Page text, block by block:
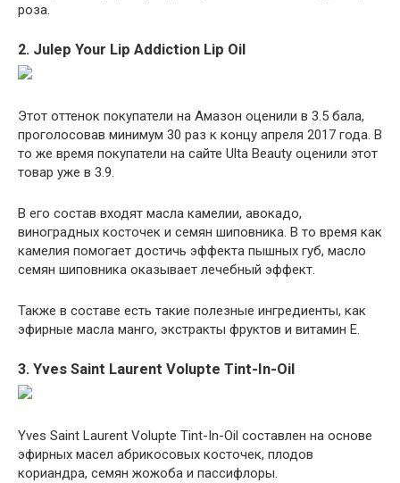
роза.
2. Julep Your Lip Addiction Lip Oil
Этот оттенок покупатели на Амазон оценили в 3.5 бала,
проголосовав минимум 30 раз к концу апреля 2017 года. В
то же время покупатели на сайте Ulta Beauty оценили этот
товар уже в 3.9.
В его состав входят масла камелии, авокадо,
виноградных косточек и семян шиповника. В то время как
камелия помогает достичь эффекта пышных губ, масло
семян шиповника оказывает лечебный эффект.
Также в составе есть такие полезные ингредиенты, как
эфирные масла манго, экстракты фруктов и витамин Е.
3. Yves Saint Laurent Volupte Tint-In-Oil
Yves Saint Laurent Volupte Tint-In-Oil составлен на основе
эфирных масел абрикосовых косточек, плодов
кориандра, семян жожоба и пассифлоры.